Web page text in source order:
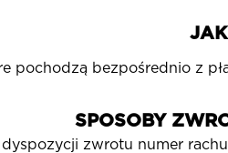
pochodzą bezpośrednio z
SPOSOBY
zwrotu numer